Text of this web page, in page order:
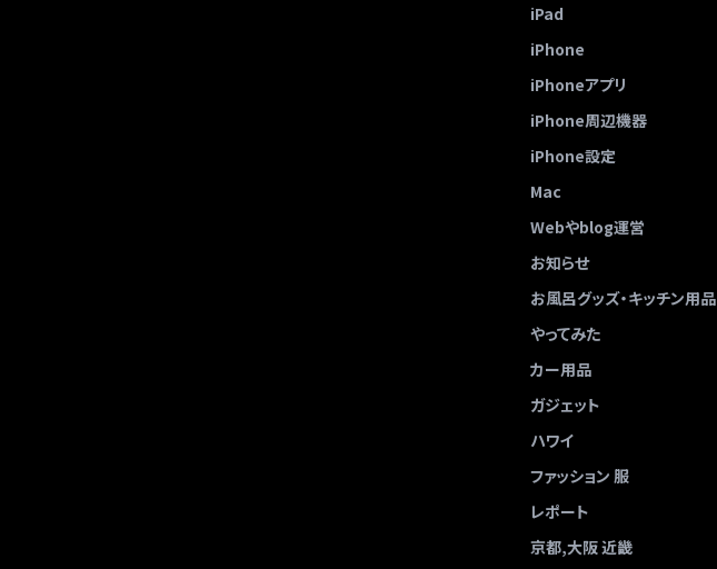
iPad
iPhone
iPhoneアプリ
iPhone周辺機器
iPhone設定
Mac
Webやblog運営
お知らせ
お風呂グッズ・キッチン用品
やってみた
カー用品
ガジェット
ハワイ
ファッション 服
レポート
京都,大阪 近畿